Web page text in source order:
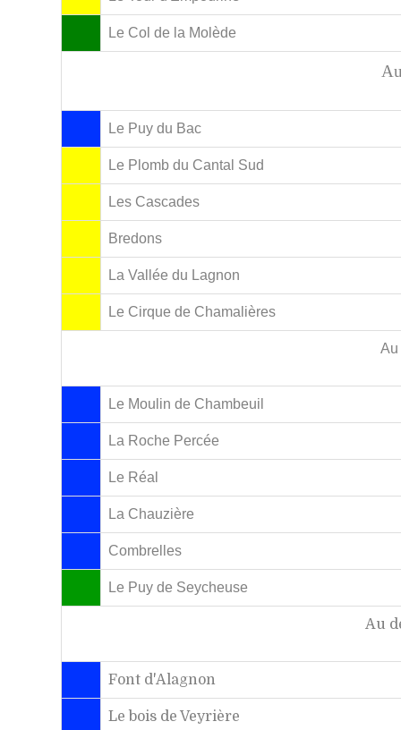
Le Col de la Molède
Le Puy du Bac
Le Plomb du Cantal Sud
Les Cascades
Bredons
La Vallée du Lagnon
Le Cirque de Chamalières
Au
Le Moulin de Chambeuil
La Roche Percée
Le Réal
La Chauzière
Combrelles
Le Puy de Seycheuse
Au
Font d'Alagnon
Le bois de Veyrière